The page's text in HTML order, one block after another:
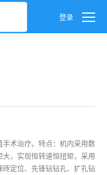
登录
术治疗。特点：机内采用数
，实现恒转速恒扭矩，采用
定位、先锋钻钻孔、扩孔钻